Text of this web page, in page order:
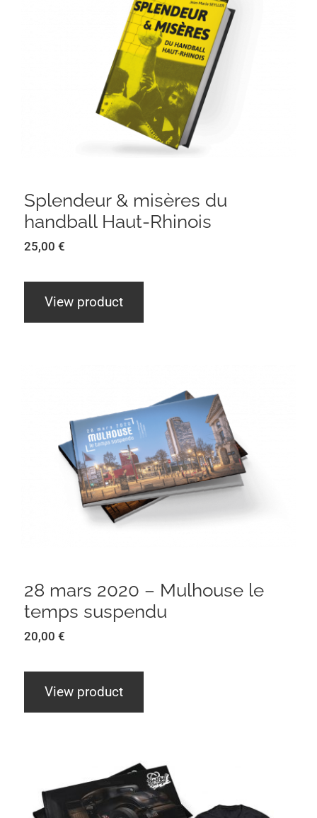
Splendeur & misères du handball
Haut-Rhinois
Splendeur & misères du
handball Haut-Rhinois
25,00€
View product
28 mars 2020 – Mulhouse le temps
suspendu
28 mars 2020 – Mulhouse le
temps suspendu
20,00€
View product